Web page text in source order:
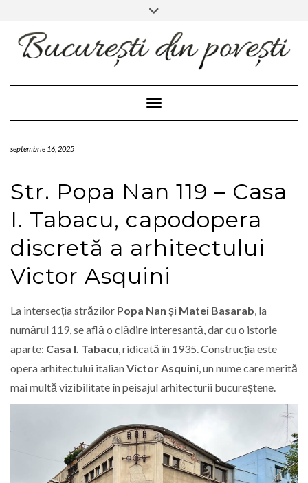
content
Toggle
Toggle Navigation
septembrie 16, 2025
Str. Popa Nan 119 – Casa
I. Tabacu, capodopera
discretă a arhitectului
Victor Asquini
La intersecția străzilor Popa Nan și Matei Basarab, la
numărul 119, se află o clădire interesantă, dar cu o istorie
aparte: Casa I. Tabacu, ridicată în 1935. Construcția este
opera arhitectului italianVictor Asquini, un nume care merită
mai multă vizibilitate în peisajul arhitecturii bucureștene.